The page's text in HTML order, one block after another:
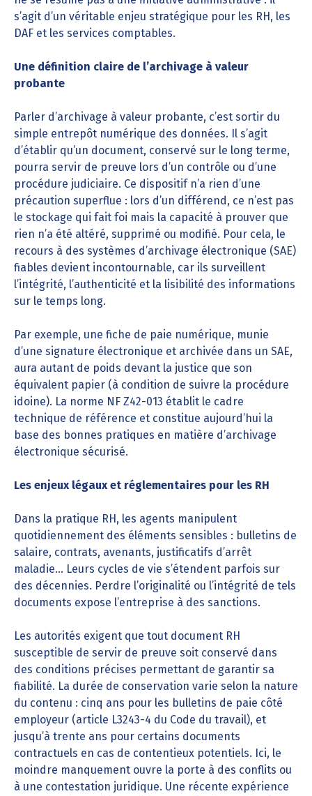
s’agit d’un véritable enjeu stratégique pour les RH, les
DAF et les services comptables.
Une définition claire de l’archivage à valeur
probante
Parler d’archivage à valeur probante, c’est sortir du
simple entrepôt numérique des données. Il s’agit
d’établir qu’un document, conservé sur le long terme,
pourra servir de preuve lors d’un contrôle ou d’une
procédure judiciaire. Ce dispositif n’a rien d’une
précaution superflue : lors d’un différend, ce n’est pas
le stockage qui fait foi mais la capacité à prouver que
rien n’a été altéré, supprimé ou modifié. Pour cela, le
recours à des systèmes d’archivage électronique (SAE)
fiables devient incontournable, car ils surveillent
l’intégrité, l’authenticité et la lisibilité des informations
sur le temps long.
Par exemple, une fiche de paie numérique, munie
d’une signature électronique et archivée dans un SAE,
aura autant de poids devant la justice que son
équivalent papier (à condition de suivre la procédure
idoine). La norme NF Z42-013 établit le cadre
technique de référence et constitue aujourd’hui la
base des bonnes pratiques en matière d’archivage
électronique sécurisé.
Les enjeux légaux et réglementaires pour les RH
Dans la pratique RH, les agents manipulent
quotidiennement des éléments sensibles : bulletins de
salaire, contrats, avenants, justificatifs d’arrêt
maladie… Leurs cycles de vie s’étendent parfois sur
des décennies. Perdre l’originalité ou l’intégrité de tels
documents expose l’entreprise à des sanctions.
Les autorités exigent que tout document RH
susceptible de servir de preuve soit conservé dans
des conditions précises permettant de garantir sa
fiabilité. La durée de conservation varie selon la nature
du contenu : cinq ans pour les bulletins de paie côté
employeur (article L3243-4 du Code du travail), et
jusqu’à trente ans pour certains documents
contractuels en cas de contentieux potentiels. Ici, le
moindre manquement ouvre la porte à des conflits ou
à une contestation juridique. Une récente expérience